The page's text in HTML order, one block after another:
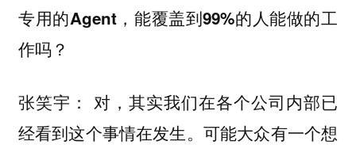
专用的Agent，能覆盖到99%的人能做的工
作吗？
张笑宇：
对，其实我们在各个公司内部已
经看到这个事情在发生。可能大众有一个想